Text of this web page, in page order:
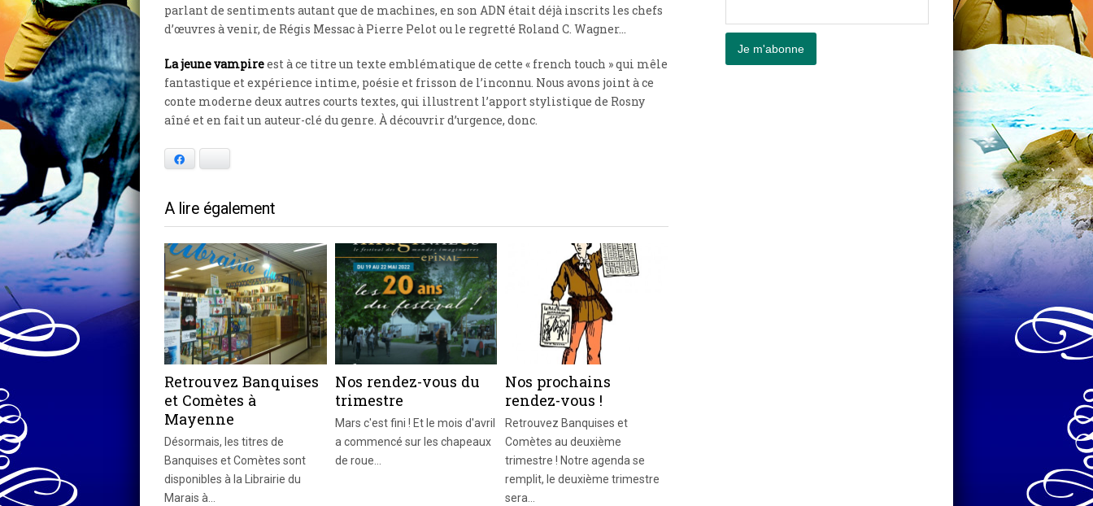
parlant de sentiments autant que de machines, en son ADN était déjà inscrits les chefs
d’œuvres à venir, de Régis Messac à Pierre Pelot ou le regretté Roland C. Wagner…
La jeune vampireest à ce titre un texte emblématique de cette « french touch » qui mêle
fantastique et expérience intime, poésie et frisson de l’inconnu. Nous avons joint à ce
conte moderne deux autres courts textes, qui illustrent l’apport stylistique de Rosny
aîné et en fait un auteur-clé du genre. À découvrir d’urgence, donc.
A lire également
Retrouvez Banquises
et Comètes à
Mayenne
Désormais, les titres de
Banquises et Comètes sont
disponibles à la Librairie du
Marais à…
Nos rendez-vous du
trimestre
Mars c'est fini ! Et le mois d'avril
a commencé sur les chapeaux
de roue…
Nos prochains
rendez-vous !
Retrouvez Banquises et
Comètes au deuxième
trimestre ! Notre agenda se
remplit, le deuxième trimestre
sera…